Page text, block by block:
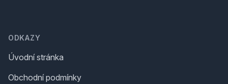
ODKAZY
Úvodní stránka
Obchodní podmínky